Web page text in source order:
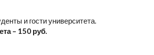
и гости университета.
– 150 руб.